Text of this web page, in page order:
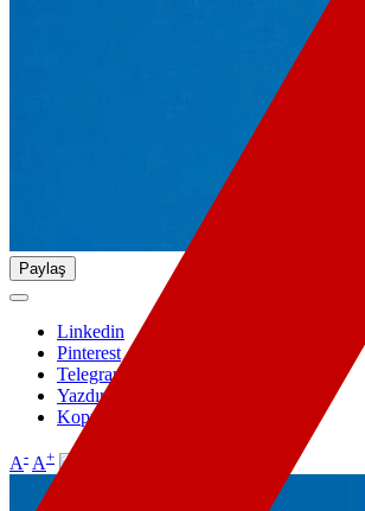
Paylaş
Linkedin
Pinterest
Telegram
Yazdır
Kopyala
A- A+